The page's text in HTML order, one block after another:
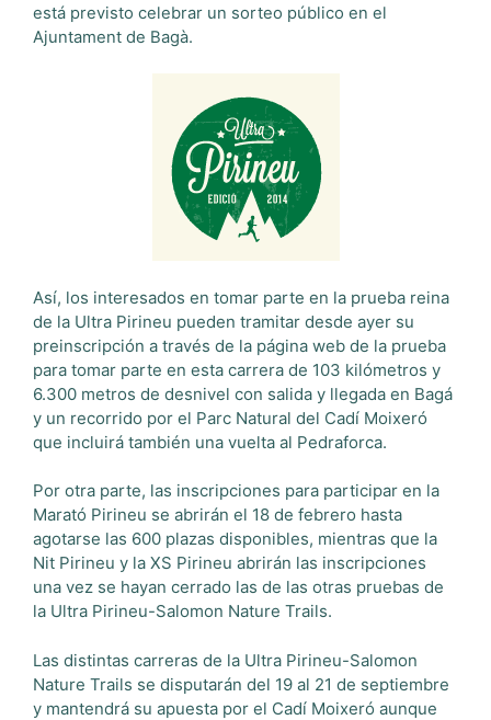
está previsto celebrar un sorteo público en el
Ajuntament de Bagà.
Así, los interesados en tomar parte en la prueba reina
de la Ultra Pirineu pueden tramitar desde ayer su
preinscripción a través de la página web de la prueba
para tomar parte en esta carrera de 103 kilómetros y
6.300 metros de desnivel con salida y llegada en Bagá
y un recorrido por el Parc Natural del Cadí Moixeró
que incluirá también una vuelta al Pedraforca.
Por otra parte, las inscripciones para participar en la
Marató Pirineu se abrirán el 18 de febrero hasta
agotarse las 600 plazas disponibles, mientras que la
Nit Pirineu y la XS Pirineu abrirán las inscripciones
una vez se hayan cerrado las de las otras pruebas de
la Ultra Pirineu-Salomon Nature Trails.
Las distintas carreras de la Ultra Pirineu-Salomon
Nature Trails se disputarán del 19 al 21 de septiembre
y mantendrá su apuesta por el Cadí Moixeró aunque